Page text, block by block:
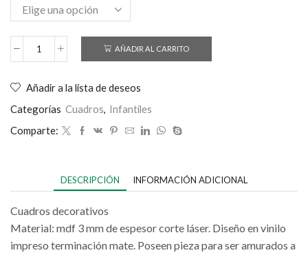
AÑADIR AL CARRITO
Añadir a la lista de deseos
Categorías Cuadros, Infantiles
Comparte:
DESCRIPCIÓN INFORMACIÓN ADICIONAL
Cuadros decorativos
Material: mdf 3 mm de espesor corte láser. Diseño en vinilo
impreso terminación mate. Poseen pieza para ser amurados a